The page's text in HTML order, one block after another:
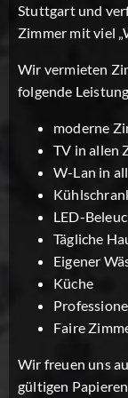
Stuttgart und
Zimmer mit viel
Wir vermieten
folgende
moderne
TV in allen
W-Lan in
LED-
Tägliche
Eigener
Küche
Faire
Wir freuen uns
gültigen